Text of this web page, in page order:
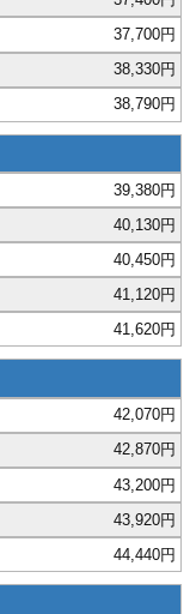
37,700円
38,330円
38,790円
39,380円
40,130円
40,450円
41,120円
41,620円
42,070円
42,870円
43,200円
43,920円
44,440円